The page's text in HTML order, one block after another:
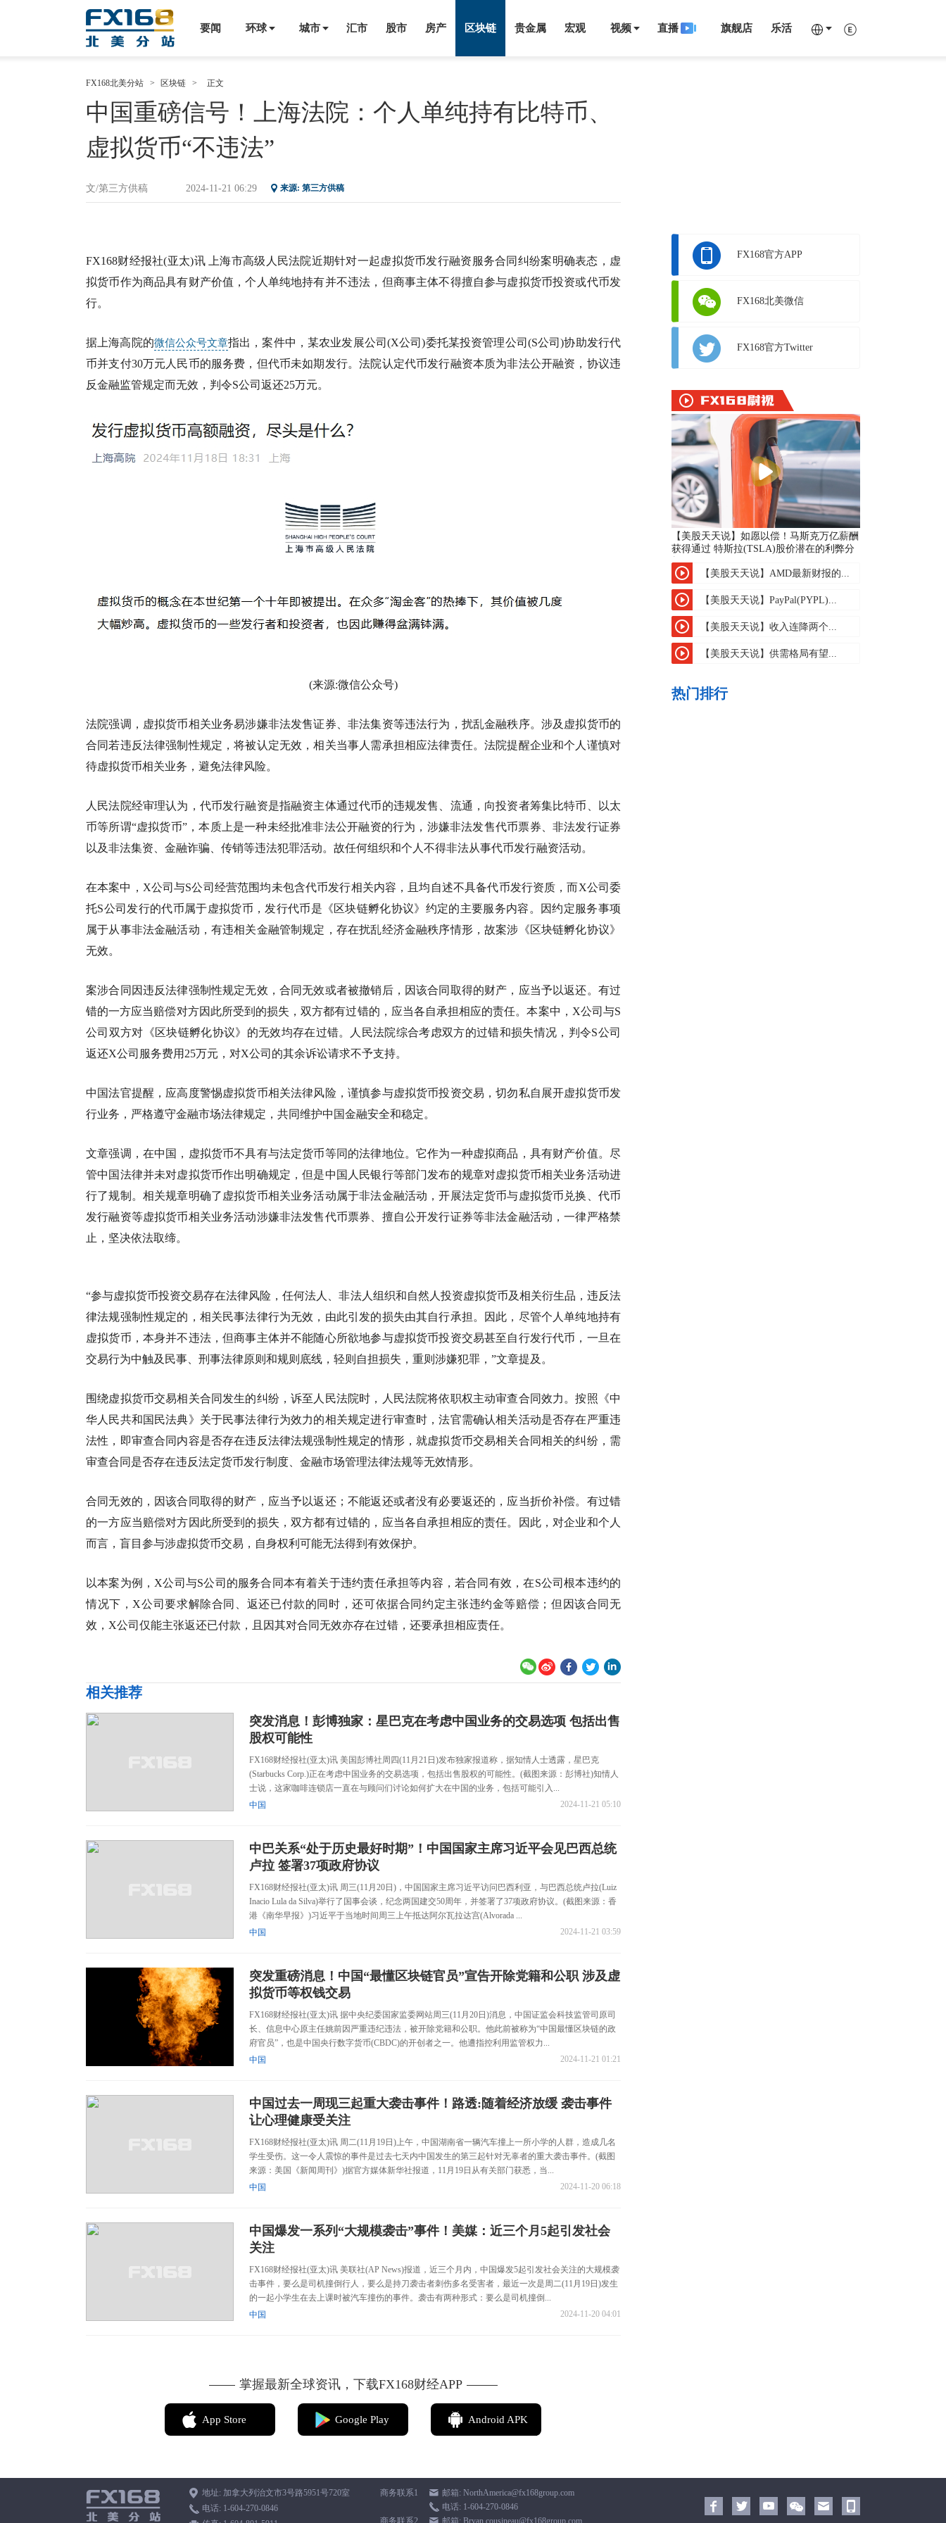
乐活
旗舰店
直播
视频
宏观
贵金属
区块链
房产
股市
汇市
城市
环球
要闻
FX168北美分站 > 区块链 > 正文
中国重磅信号！上海法院：个人单纯持有比特币、
虚拟货币“不违法”
文/第三方供稿 2024-11-21 06:29 来源: 第三方供稿
FX168财经报社(亚太)讯 上海市高级人民法院近期针对一起虚拟货币发行融资服务合同纠纷案明确表态，虚
拟货币作为商品具有财产价值，个人单纯地持有并不违法，但商事主体不得擅自参与虚拟货币投资或代币发
行。
据上海高院的微信公众号文章指出，案件中，某农业发展公司(X公司)委托某投资管理公司(S公司)协助发行代
币并支付30万元人民币的服务费，但代币未如期发行。法院认定代币发行融资本质为非法公开融资，协议违
反金融监管规定而无效，判令S公司返还25万元。
(来源:微信公众号)
法院强调，虚拟货币相关业务易涉嫌非法发售证券、非法集资等违法行为，扰乱金融秩序。涉及虚拟货币的
合同若违反法律强制性规定，将被认定无效，相关当事人需承担相应法律责任。法院提醒企业和个人谨慎对
待虚拟货币相关业务，避免法律风险。
人民法院经审理认为，代币发行融资是指融资主体通过代币的违规发售、流通，向投资者筹集比特币、以太
币等所谓“虚拟货币”，本质上是一种未经批准非法公开融资的行为，涉嫌非法发售代币票券、非法发行证券
以及非法集资、金融诈骗、传销等违法犯罪活动。故任何组织和个人不得非法从事代币发行融资活动。
在本案中，X公司与S公司经营范围均未包含代币发行相关内容，且均自述不具备代币发行资质，而X公司委
托S公司发行的代币属于虚拟货币，发行代币是《区块链孵化协议》约定的主要服务内容。因约定服务事项
属于从事非法金融活动，有违相关金融管制规定，存在扰乱经济金融秩序情形，故案涉《区块链孵化协议》
无效。
案涉合同因违反法律强制性规定无效，合同无效或者被撤销后，因该合同取得的财产，应当予以返还。有过
错的一方应当赔偿对方因此所受到的损失，双方都有过错的，应当各自承担相应的责任。本案中，X公司与S
公司双方对《区块链孵化协议》的无效均存在过错。人民法院综合考虑双方的过错和损失情况，判令S公司
返还X公司服务费用25万元，对X公司的其余诉讼请求不予支持。
中国法官提醒，应高度警惕虚拟货币相关法律风险，谨慎参与虚拟货币投资交易，切勿私自展开虚拟货币发
行业务，严格遵守金融市场法律规定，共同维护中国金融安全和稳定。
文章强调，在中国，虚拟货币不具有与法定货币等同的法律地位。它作为一种虚拟商品，具有财产价值。尽
管中国法律并未对虚拟货币作出明确规定，但是中国人民银行等部门发布的规章对虚拟货币相关业务活动进
行了规制。相关规章明确了虚拟货币相关业务活动属于非法金融活动，开展法定货币与虚拟货币兑换、代币
发行融资等虚拟货币相关业务活动涉嫌非法发售代币票券、擅自公开发行证券等非法金融活动，一律严格禁
止，坚决依法取缔。
“参与虚拟货币投资交易存在法律风险，任何法人、非法人组织和自然人投资虚拟货币及相关衍生品，违反法
律法规强制性规定的，相关民事法律行为无效，由此引发的损失由其自行承担。因此，尽管个人单纯地持有
虚拟货币，本身并不违法，但商事主体并不能随心所欲地参与虚拟货币投资交易甚至自行发行代币，一旦在
交易行为中触及民事、刑事法律原则和规则底线，轻则自担损失，重则涉嫌犯罪，”文章提及。
围绕虚拟货币交易相关合同发生的纠纷，诉至人民法院时，人民法院将依职权主动审查合同效力。按照《中
华人民共和国民法典》关于民事法律行为效力的相关规定进行审查时，法官需确认相关活动是否存在严重违
法性，即审查合同内容是否存在违反法律法规强制性规定的情形，就虚拟货币交易相关合同相关的纠纷，需
审查合同是否存在违反法定货币发行制度、金融市场管理法律法规等无效情形。
合同无效的，因该合同取得的财产，应当予以返还；不能返还或者没有必要返还的，应当折价补偿。有过错
的一方应当赔偿对方因此所受到的损失，双方都有过错的，应当各自承担相应的责任。因此，对企业和个人
而言，盲目参与涉虚拟货币交易，自身权利可能无法得到有效保护。
以本案为例，X公司与S公司的服务合同本有着关于违约责任承担等内容，若合同有效，在S公司根本违约的
情况下，X公司要求解除合同、返还已付款的同时，还可依据合同约定主张违约金等赔偿；但因该合同无
效，X公司仅能主张返还已付款，且因其对合同无效亦存在过错，还要承担相应责任。
相关推荐
突发消息！彭博独家：星巴克在考虑中国业务的交易选项 包括出售
股权可能性
FX168财经报社(亚太)讯 美国彭博社周四(11月21日)发布独家报道称，据知情人士透露，星巴克
(Starbucks Corp.)正在考虑中国业务的交易选项，包括出售股权的可能性。(截图来源：彭博社)知情人
士说，这家咖啡连锁店一直在与顾问们讨论如何扩大在中国的业务，包括可能引入...
2024-11-21 05:10
中国
中巴关系“处于历史最好时期”！中国国家主席习近平会见巴西总统
卢拉 签署37项政府协议
FX168财经报社(亚太)讯 周三(11月20日)，中国国家主席习近平访问巴西利亚，与巴西总统卢拉(Luiz
Inacio Lula da Silva)举行了国事会谈，纪念两国建交50周年，并签署了37项政府协议。(截图来源：香
港《南华早报》)习近平于当地时间周三上午抵达阿尔瓦拉达宫(Alvorada ...
2024-11-21 03:59
中国
突发重磅消息！中国“最懂区块链官员”宣告开除党籍和公职 涉及虚
拟货币等权钱交易
FX168财经报社(亚太)讯 据中央纪委国家监委网站周三(11月20日)消息，中国证监会科技监管司原司
长、信息中心原主任姚前因严重违纪违法，被开除党籍和公职。他此前被称为“中国最懂区块链的政
府官员”，也是中国央行数字货币(CBDC)的开创者之一。他遭指控利用监管权力...
2024-11-21 01:21
中国
中国过去一周现三起重大袭击事件！路透:随着经济放缓 袭击事件
让心理健康受关注
FX168财经报社(亚太)讯 周二(11月19日)上午，中国湖南省一辆汽车撞上一所小学的人群，造成几名
学生受伤。这一令人震惊的事件是过去七天内中国发生的第三起针对无辜者的重大袭击事件。(截图
来源：美国《新闻周刊》)据官方媒体新华社报道，11月19日从有关部门获悉，当...
2024-11-20 06:18
中国
中国爆发一系列“大规模袭击”事件！美媒：近三个月5起引发社会
关注
FX168财经报社(亚太)讯 美联社(AP News)报道，近三个月内，中国爆发5起引发社会关注的大规模袭
击事件，要么是司机撞倒行人，要么是持刀袭击者刺伤多名受害者，最近一次是周二(11月19日)发生
的一起小学生在去上课时被汽车撞伤的事件。袭击有两种形式：要么是司机撞倒...
2024-11-20 04:01
中国
掌握最新全球资讯，下载FX168财经APP
App Store Google Play Android APK
FX168官方APP
FX168北美微信
FX168官方Twitter
【美股天天说】如愿以偿！马斯克万亿薪酬
获得通过 特斯拉(TSLA)股价潜在的利弊分
析
【美股天天说】AMD最新财报的...
【美股天天说】PayPal(PYPL)...
【美股天天说】收入连降两个...
【美股天天说】供需格局有望...
热门排行
地址: 加拿大列治文市3号路5951号720室
电话: 1-604-270-0846
商务联系1
邮箱: NorthAmerica@fx168group.com
电话: 1-604-270-0846
商务联系2
邮箱: Bryan.cousineau@fx168group.com